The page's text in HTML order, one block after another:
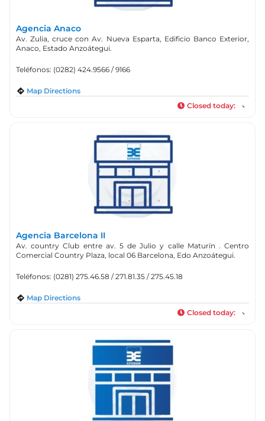
Agencia Anaco
Av. Zulia, cruce con Av. Nueva Esparta, Edificio Banco Exterior,
Anaco, Estado Anzoátegui.
Teléfonos: (0282) 424.9566 / 9166
Map Directions
Closed today:
Agencia Barcelona II
Av. country Club entre av. 5 de Julio y calle Maturín . Centro
Comercial Country Plaza, local 06 Barcelona, Edo Anzoátegui.
Teléfonos: (0281) 275.46.58 / 271.81.35 / 275.45.18
Map Directions
Closed today: